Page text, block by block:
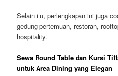
Selain itu, perlengkapan ini juga
gedung pertemuan, restoran,
hospitality.
Sewa Round Table dan Kursi
untuk Area Dining yang Elegan